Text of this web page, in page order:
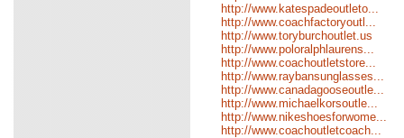
http://www.katespadeoutleto...
http://www.coachfactoryoutl...
http://www.toryburchoutlet.us
http://www.poloralphlaurens...
http://www.coachoutletstore...
http://www.raybansunglasses...
http://www.canadagooseoutle...
http://www.michaelkorsoutle...
http://www.nikeshoesforwome...
http://www.coachoutletcoach...